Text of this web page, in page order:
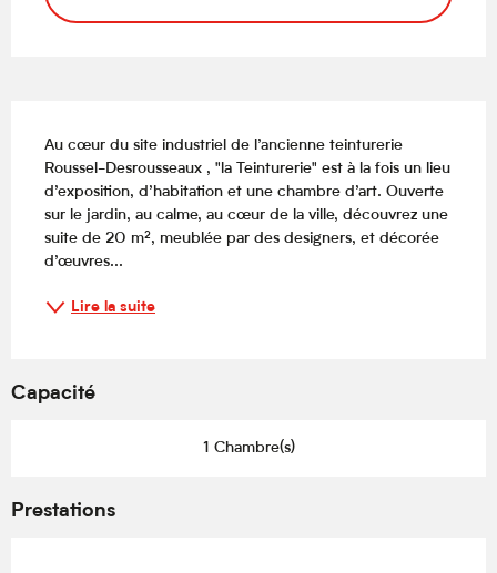
Au cœur du site industriel de l’ancienne teinturerie
Roussel-Desrousseaux , "la Teinturerie" est à la fois un lieu
d’exposition, d’habitation et une chambre d’art. Ouverte
sur le jardin, au calme, au cœur de la ville, découvrez une
suite de 20 m², meublée par des designers, et décorée
d’œuvres...
Lire la suite
Capacité
1 Chambre(s)
Prestations